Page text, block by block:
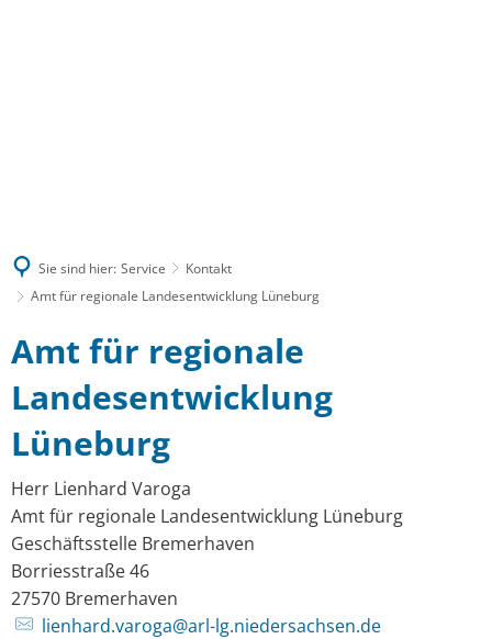
Sie sind hier: Service
Kontakt
Amt für regionale Landesentwicklung Lüneburg
Amt
für
regionale
Landesentwicklung
Lüneburg
Amt für regionale
Landesentwicklung
Lüneburg
Herr Lienhard Varoga
Amt für regionale Landesentwicklung Lüneburg
Geschäftsstelle Bremerhaven
Borriesstraße 46
27570 Bremerhaven
lienhard.varoga@arl-lg.niedersachsen.de